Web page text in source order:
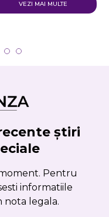
VEZI MAI MULTE
știri
Pentru
informatiile
nota legala.